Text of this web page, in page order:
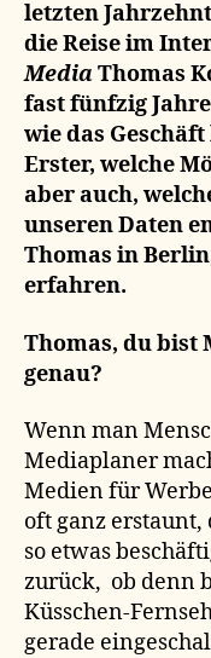
letzten
die Reise im
MediaThomas
fast fünfzig
wie das
Erster, welche
aber auch,
unseren Daten
Thomas in
erfahren.
Thomas, du bist
genau?
Wenn man
Mediaplaner
Medien für
oft ganz erstaunt,
so etwas
zurück, ob denn
Küsschen-
gerade